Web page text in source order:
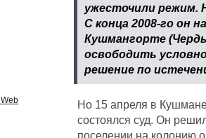
ужесточили режим.
С конца 2008-го он
Кушмангорте
освободить
решение по
Но 15 апреля в
состоялся суд. Он
поселении на колонию